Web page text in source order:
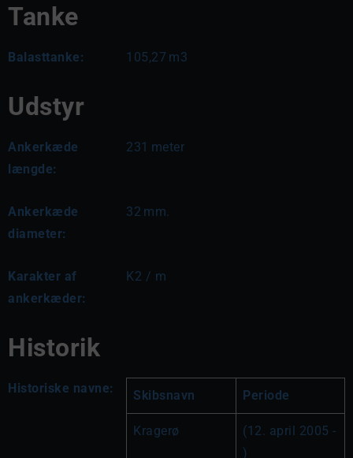
Tanke
Balasttanke: 105,27 m3
Udstyr
Ankerkæde
længde:
231 meter
Ankerkæde
diameter:
32 mm.
Karakter af
ankerkæder:
K2 / m
Historik
Historiske navne: Skibsnavn Periode
Kragerø
(12. april 2005 -
)